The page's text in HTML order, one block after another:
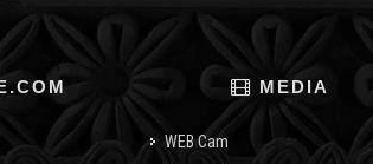
MEDIA
WEB Cam